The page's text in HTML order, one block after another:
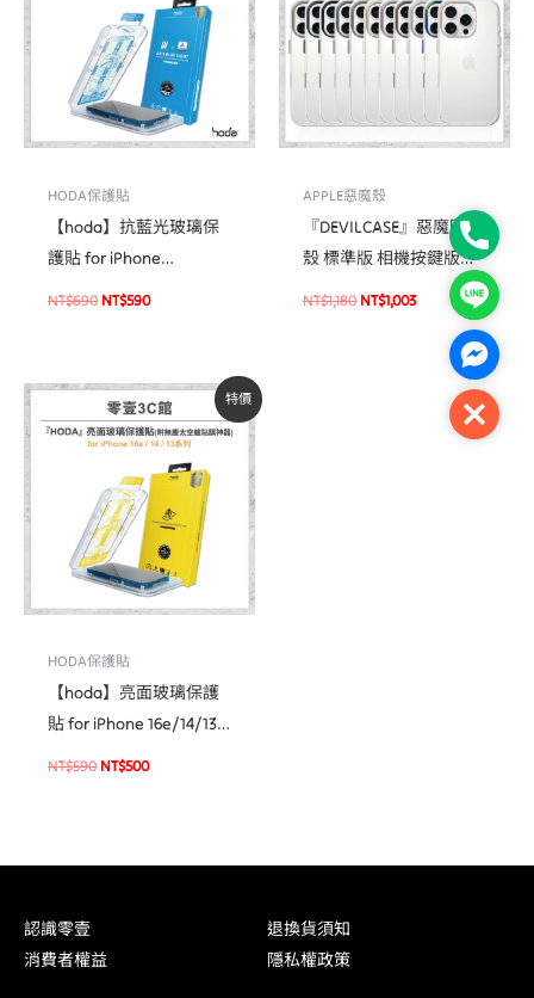
HODA保護貼
【hoda】抗藍光玻璃保
護貼 for iPhone
16e/14/13/13 Pro 系列(附
NT$690 NT$590
APPLE惡魔殼
『DEVILCASE』惡魔防摔
殼 標準版 相機按鍵版
For iPhone 16 Pro/16 Pro
NT$1,180 NT$1,003
特價
HODA保護貼
【hoda】亮面玻璃保護
貼 for iPhone 16e/14/13
系列(附無塵太空艙貼膜
NT$590
原
始
價
格：
NT$500
目
前
價
格：
NT$500。
認識零壹
退換貨須知
消費者權益
隱私權政策
Phone
Line
Close